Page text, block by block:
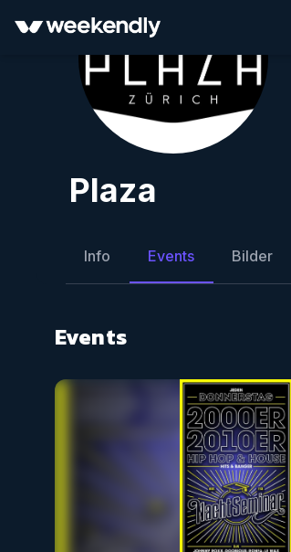
Plaza
Info Events Bilder
Events